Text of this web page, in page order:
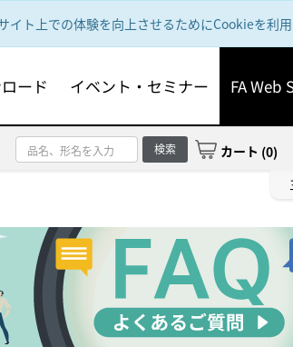
ト上での体験を向上させるためにCookieを利用
ード イベント・セミナー FA Web
検索 カート (0)